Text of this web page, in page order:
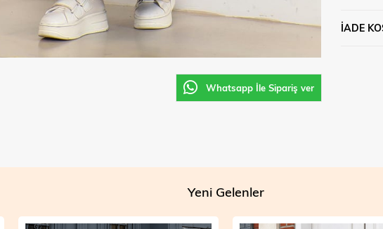
Whatsapp İle Sipariş ver
İADE
Yeni Gelenler